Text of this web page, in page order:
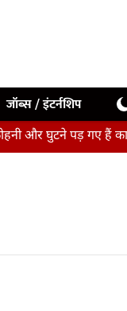
जॉब्स / इंटर्नशिप
और घुटने पड़ गए हैं